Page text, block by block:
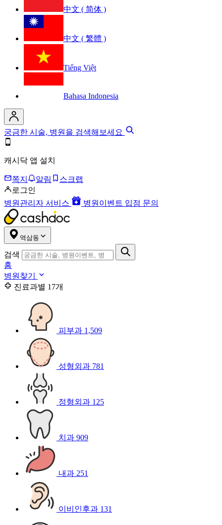
中文 ( 简体 )
中文 ( 繁體 )
Tiếng Việt
Bahasa Indonesia
궁금한 시술, 병원을 검색해보세요
캐시닥 앱 설치
쪽지 알림
스크랩
로그인
병원관리자 서비스
병원이벤트 입점 문의
역삼동
검색
홈
병원찾기
진료과별 17개
피부과 1,509
성형외과 781
정형외과 125
치과 909
내과 251
이비인후과 131